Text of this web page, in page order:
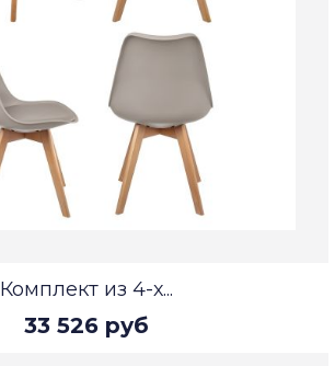
Комплект из 4-х...
33 526 руб